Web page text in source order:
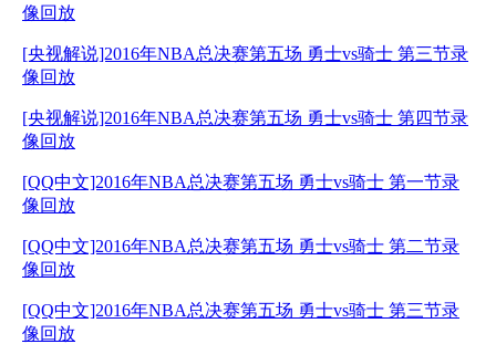
像回放
[央视解说]2016年NBA总决赛第五场 勇士vs骑士 第三节录
像回放
[央视解说]2016年NBA总决赛第五场 勇士vs骑士 第四节录
像回放
[QQ中文]2016年NBA总决赛第五场 勇士vs骑士 第一节录
像回放
[QQ中文]2016年NBA总决赛第五场 勇士vs骑士 第二节录
像回放
[QQ中文]2016年NBA总决赛第五场 勇士vs骑士 第三节录
像回放